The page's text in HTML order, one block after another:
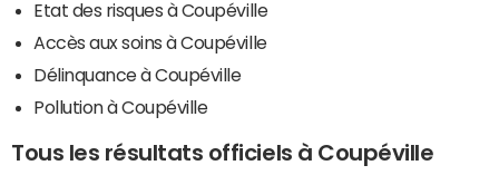
Etat des risques à Coupéville
Accès aux soins à Coupéville
Délinquance à Coupéville
Pollution à Coupéville
Tous les résultats officiels à Coupéville